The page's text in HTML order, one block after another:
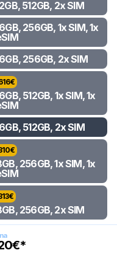
512GB, 2x SIM
256GB, 1x SIM, 1x
256GB, 2x SIM
€
512GB, 1x SIM, 1x
512GB, 2x SIM
€
256GB, 1x SIM, 1x
€
256GB, 2x SIM
€*